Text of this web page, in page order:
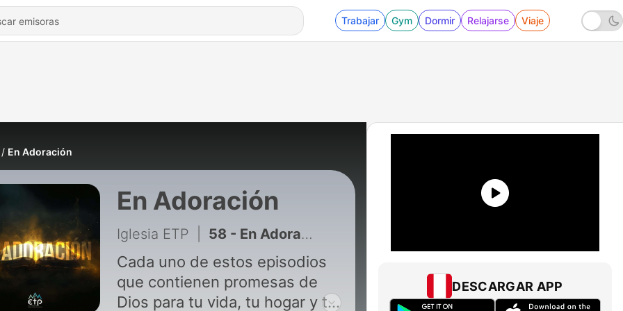
Trabajar Gym Dormir Relajarse Viaje
En Adoración
En Adoración
Iglesia ETP 58 - En Adoración #59
Cada uno de estos episodios
que contienen promesas de
Dios para tu vida, tu hogar y tu
DESCARGAR APP